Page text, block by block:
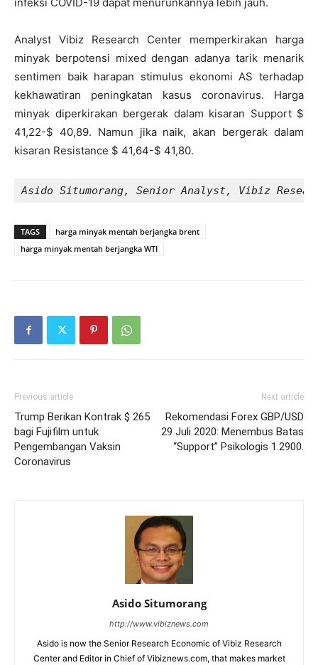
Analyst Vibiz Research Center memperkirakan harga
minyak berpotensi mixed dengan adanya tarik menarik
sentimen baik harapan stimulus ekonomi AS terhadap
kekhawatiran peningkatan kasus coronavirus. Harga
minyak diperkirakan bergerak dalam kisaran Support $
41,22-$ 40,89. Namun jika naik, akan bergerak dalam
kisaran Resistance $ 41,64-$ 41,80.
Asido Situmorang, Senior Analyst, Vibiz
TAGS
harga minyak mentah berjangka brent
harga minyak mentah berjangka WTI
Previous article
Trump Berikan Kontrak $ 265
bagi Fujifilm untuk
Pengembangan Vaksin
Coronavirus
Next article
Rekomendasi Forex GBP/USD
29 Juli 2020: Menembus Batas
“Support” Psikologis 1.2900.
Asido Situmorang
http://www.vibiznews.com
Asido is now the Senior Research Economic of Vibiz Research
Center and Editor in Chief of Vibiznews.com, that makes market